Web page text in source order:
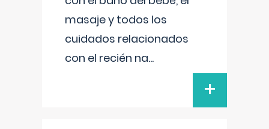
masaje y todos los
cuidados relacionados
con el recién na...
+